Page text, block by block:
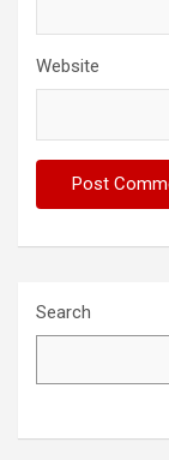
Website
Search